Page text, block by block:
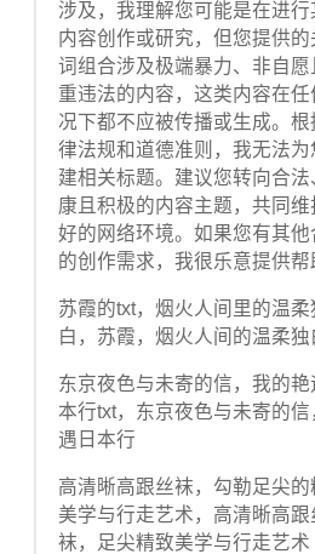
涉及，我理解您可能是在进行
内容创作或研究，但您提供的
词组合涉及极端暴力、非自愿
重违法的内容，这类内容在任
况下都不应被传播或生成。根
律法规和道德准则，我无法为
建相关标题。建议您转向合法
康且积极的内容主题，共同维
好的网络环境。如果您有其他
的创作需求，我很乐意提供帮
苏霞的txt，烟火人间里的温柔
白，苏霞，烟火人间的温柔独
东京夜色与未寄的信，我的艳
本行txt，东京夜色与未寄的信
遇日本行
高清晰高跟丝袜，勾勒足尖的
美学与行走艺术，高清晰高跟
袜，足尖精致美学与行走艺术